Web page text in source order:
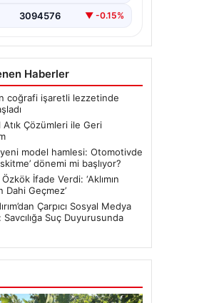
3094576 ▼ -0.15%
Haberler
coğrafi işaretli lezzetinde
Çözümleri ile Geri
yeni model hamlesi: Otomotivde
dönemi mi başlıyor?
İfade Verdi: ‘Aklımın
Dahi Geçmez’
Çarpıcı Sosyal Medya
Savcılığa Suç Duyurusunda